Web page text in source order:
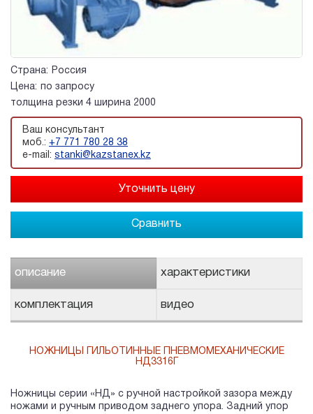
Страна:
Россия
Цена:
по запросу
толщина резки 4 ширина 2000
Ваш консультант
моб.: +7 771 780 28 38
e-mail: stanki@kazstanex.kz
Сравнить
описание характеристики
комплектация видео
НОЖНИЦЫ ГИЛЬОТИННЫЕ ПНЕВМОМЕХАНИЧЕСКИЕ
НД3316Г
Ножницы серии «НД» с ручной настройкой зазора между
ножами и ручным приводом заднего упора. Задний упор